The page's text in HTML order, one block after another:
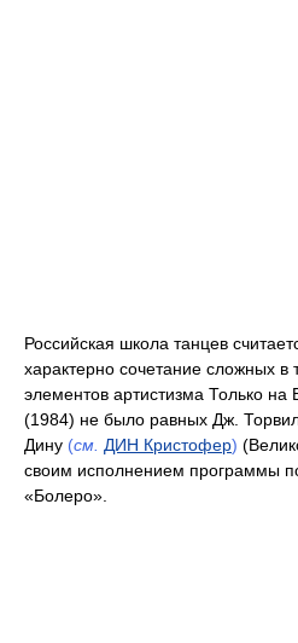
Российская школа танцев
характерно сочетание сложных в
элементов артистизма Только
(1984) не было равных Дж.
Дину (см. ДИН Кристофер)
своим исполнением программы
«Болеро».